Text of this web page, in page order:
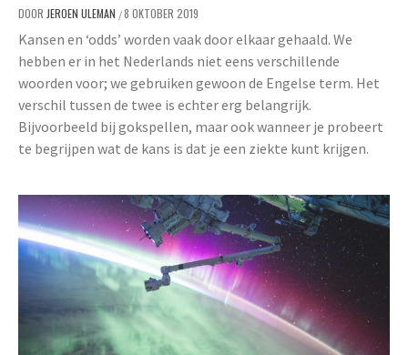
DOOR JEROEN ULEMAN /8 OKTOBER 2019
Kansen en ‘odds’ worden vaak door elkaar gehaald. We
hebben er in het Nederlands niet eens verschillende
woorden voor; we gebruiken gewoon de Engelse term. Het
verschil tussen de twee is echter erg belangrijk.
Bijvoorbeeld bij gokspellen, maar ook wanneer je probeert
te begrijpen wat de kans is dat je een ziekte kunt krijgen.